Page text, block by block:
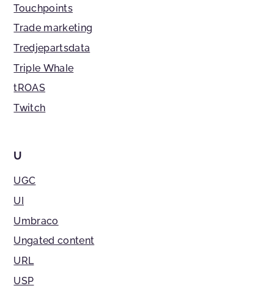
Touchpoints
Trade marketing
Tredjepartsdata
Triple Whale
tROAS
Twitch
U
UGC
UI
Umbraco
Ungated content
URL
USP